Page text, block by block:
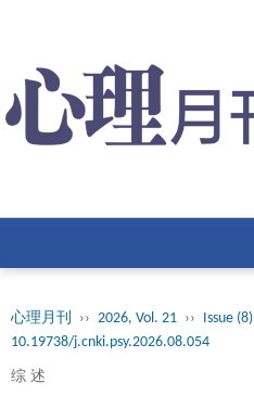
心理月刊 ›› 2026, Vol. 21 ›› Issue (8)
10.19738/j.cnki.psy.2026.08.054
综 述